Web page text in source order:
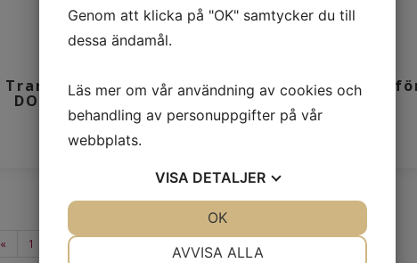
Transportband till
DOBOT Magician
Visionsystem
Dobot
«
1
Genom att klicka på "OK" samtycker du till
dessa ändamål.
Läs mer om vår användning av cookies och
behandling av personuppgifter på vår
webbplats.
VISA DETALJER
AVVISA ALLA
OK